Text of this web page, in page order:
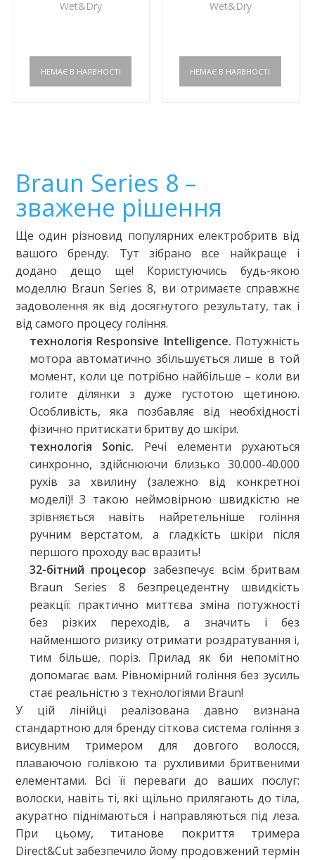
Wet&Dry Wet&Dry
Braun Series 8 –
зважене рішення
Ще один різновид популярних електробритв від
вашого бренду. Тут зібрано все найкраще і
додано дещо ще! Користуючись будь-якою
моделлю Braun Series 8, ви отримаєте справжнє
задоволення як від досягнутого результату, так і
від самого процесу гоління.
технологія Responsive Intelligence. Потужність
мотора автоматично збільшується лише в той
момент, коли це потрібно найбільше – коли ви
голите ділянки з дуже густотою щетиною.
Особливість, яка позбавляє від необхідності
фізично притискати бритву до шкіри.
технологія Sonic. Речі елементи рухаються
синхронно, здійснюючи близько 30.000-40.000
рухів за хвилину (залежно від конкретної
моделі)! З такою неймовірною швидкістю не
зрівняється навіть найретельніше гоління
ручним верстатом, а гладкість шкіри після
першого проходу вас вразить!
32-бітний процесор забезпечує всім бритвам
Braun Series 8 безпрецедентну швидкість
реакції: практично миттєва зміна потужності
без різких переходів, а значить і без
найменшого ризику отримати роздратування і,
тим більше, поріз. Прилад як би непомітно
допомагає вам. Рівномірний гоління без зусиль
стає реальністю з технологіями Braun!
У цій лінійці реалізована давно визнана
стандартною для бренду сіткова система гоління з
висувним тримером для довгого волосся,
плаваючою голівкою та рухливими бритвеними
елементами. Всі її переваги до ваших послуг:
волоски, навіть ті, які щільно прилягають до тіла,
акуратно піднімаються і направляються під леза.
При цьому, титанове покриття тримера
Direct&Cut забезпечило йому продовжений термін